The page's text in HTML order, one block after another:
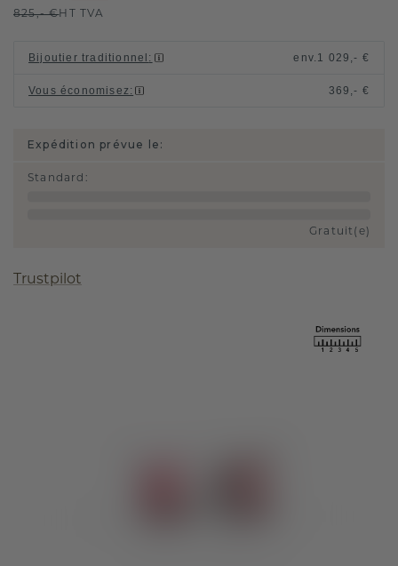
825,- €HT TVA
Bijoutier traditionnel : env. 1 029,- €
Vous économisez: 369,- €
Expédition prévue le:
Standard :
Gratuit(e)
Trustpilot